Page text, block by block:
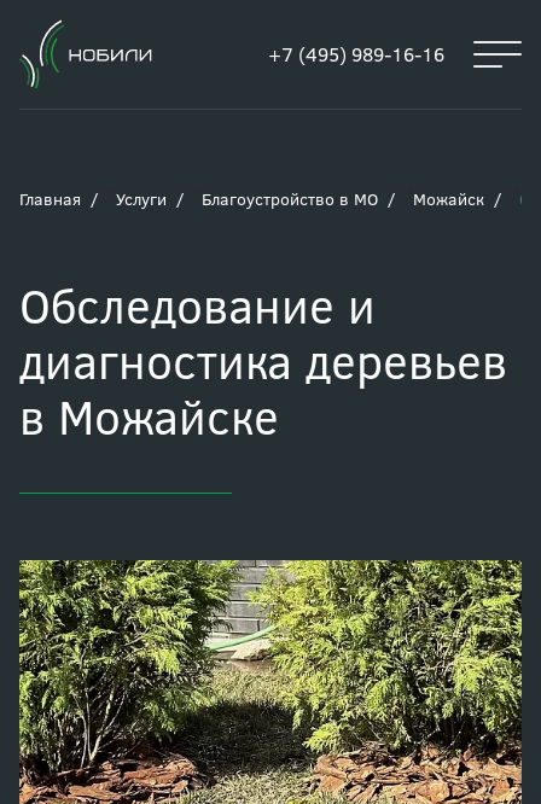
+7 (495) 989-16-16
Главная Услуги Благоустройство в МО Можайск
Обследование и
диагностика деревьев
в Можайске